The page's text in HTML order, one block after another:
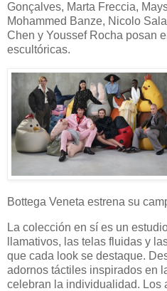
Gonçalves, Marta Freccia,
Mohammed Banze, Nicolo
Chen y Youssef Rocha posan
escultóricas.
Bottega Veneta estrena su
La colección en sí es un
llamativos, las telas fluidas y
que cada look se destaque.
adornos táctiles inspirados en
celebran la individualidad. Los